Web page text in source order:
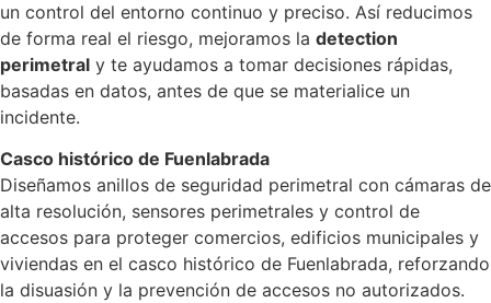
un control del entorno continuo y preciso. Así reducimos
de forma real el riesgo, mejoramos la detection
perimetral y te ayudamos a tomar decisiones rápidas,
basadas en datos, antes de que se materialice un
incidente.
Casco histórico de Fuenlabrada
Diseñamos anillos de seguridad perimetral con cámaras de
alta resolución, sensores perimetrales y control de
accesos para proteger comercios, edificios municipales y
viviendas en el casco histórico de Fuenlabrada, reforzando
la disuasión y la prevención de accesos no autorizados.